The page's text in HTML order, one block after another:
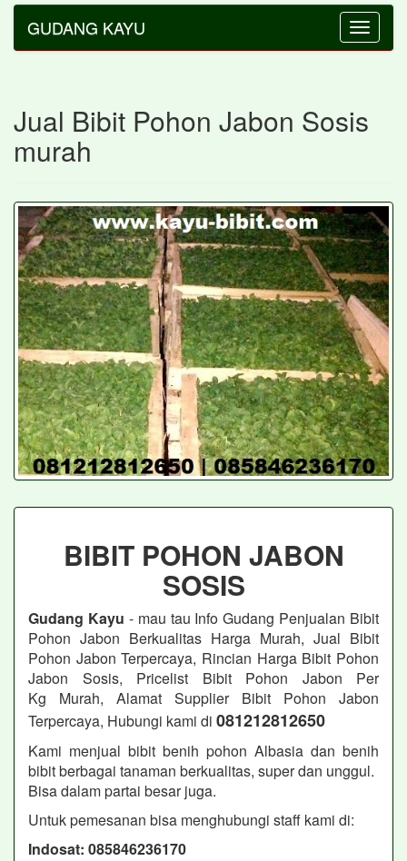
Toggle
GUDANG KAYU
Jual Bibit Pohon Jabon Sosis
murah
BIBIT POHON JABON
SOSIS
Gudang Kayu - mau tau Info Gudang Penjualan Bibit
Pohon Jabon Berkualitas Harga Murah, Jual Bibit
Pohon Jabon Terpercaya, Rincian Harga Bibit Pohon
Jabon Sosis, Pricelist Bibit Pohon Jabon Per
Kg Murah, Alamat Supplier Bibit Pohon Jabon
Terpercaya, Hubungi kami di 081212812650
Kami menjual bibit benih pohon Albasia dan benih
bibit berbagai tanaman berkualitas, super dan unggul.
Bisa dalam partai besar juga.
Untuk pemesanan bisa menghubungi staff kami di:
Indosat: 085846236170